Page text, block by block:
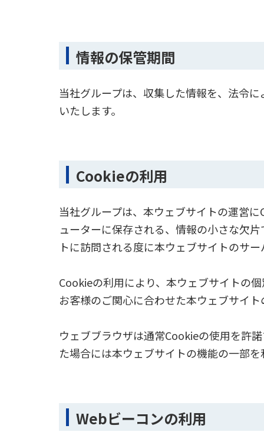
情報の保管期間
当社グループは、収集した情報を、法令
いたします。
Cookieの利用
当社グループは、本ウェブサイトの運営
ューターに保存される、情報の小さな欠
トに訪問される度に本ウェブサイトのサ
Cookieの利用により、本ウェブサイトの
お客様のご関心に合わせた本ウェブサイ
ウェブブラウザは通常Cookieの使用を許
た場合には本ウェブサイトの機能の一部
Webビーコンの利用